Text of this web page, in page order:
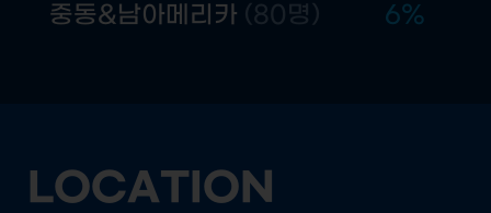
중동&남아메리카 (80명)
6%
LOCATION